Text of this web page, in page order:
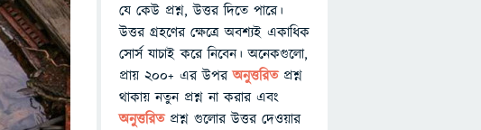
যে কেউ প্রশ্ন, উত্তর দিতে পারে।
উত্তর গ্রহণের ক্ষেত্রে অবশ্যই একাধিক
সোর্স যাচাই করে নিবেন। অনেকগুলো,
প্রায় ২০০+ এর উপরঅনুত্তরিতপ্রশ্ন
থাকায় নতুন প্রশ্ন না করার এবং
অনুত্তরিত প্রশ্ন গুলোর উত্তর দেওয়ার